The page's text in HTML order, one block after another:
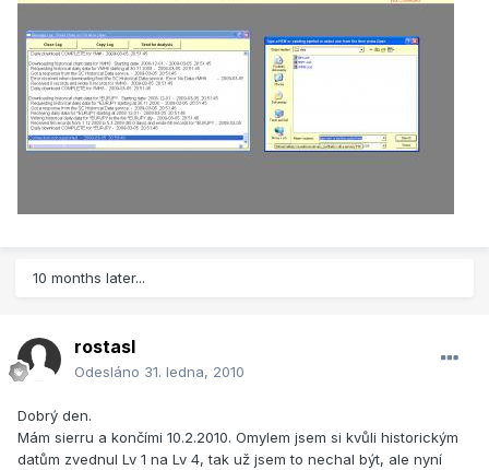
10 months later...
rostasl
Odesláno 31. ledna, 2010
Dobrý den.
Mám sierru a končími 10.2.2010. Omylem jsem si kvůli historickým
datům zvednul Lv 1 na Lv 4, tak už jsem to nechal být, ale nyní